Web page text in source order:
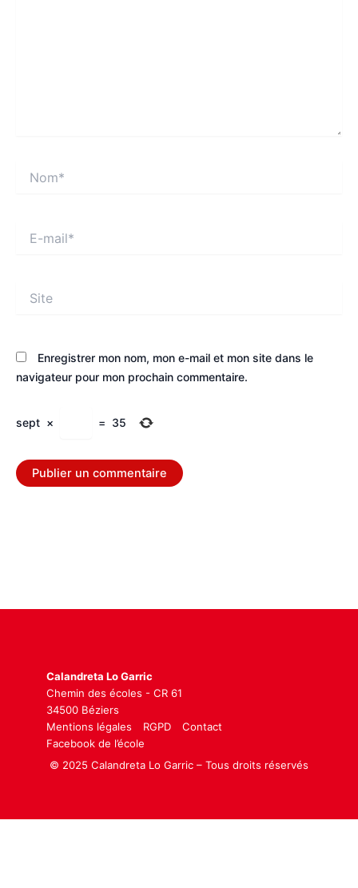
mail*
Enregistrer mon nom, mon e-mail et mon site dans le
navigateur pour mon prochain commentaire.
sept × = 35
Calandreta Lo Garric
Chemin des écoles - CR 61
34500 Béziers
Mentions légales
RGPD
Contact
Facebook de l’école
© 2025 Calandreta Lo Garric – Tous droits réservés